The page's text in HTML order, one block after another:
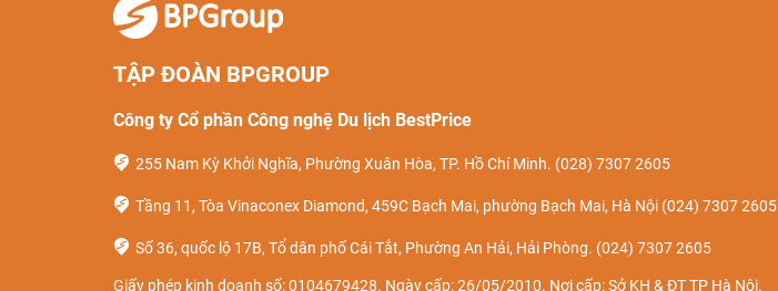
TẬP ĐOÀN BPGROUP
Công ty Cổ phần Công nghệ Du lịch BestPrice
255 Nam Kỳ Khởi Nghĩa, Phường Xuân Hòa, TP. Hồ Chí Minh. (028) 7307 2605
Tầng 11, Tòa Vinaconex Diamond, 459C Bạch Mai, phường Bạch Mai, Hà Nội (024) 7307 2605
Số 36, quốc lộ 17B, Tổ dân phố Cái Tắt, Phường An Hải, Hải Phòng. (024) 7307 2605
Giấy phép kinh doanh số: 0104679428. Ngày cấp: 26/05/2010. Nơi cấp: Sở KH & ĐT TP Hà Nội.